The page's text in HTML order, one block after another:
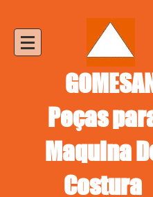
GOMESAN
Peças
Maquina
Costura